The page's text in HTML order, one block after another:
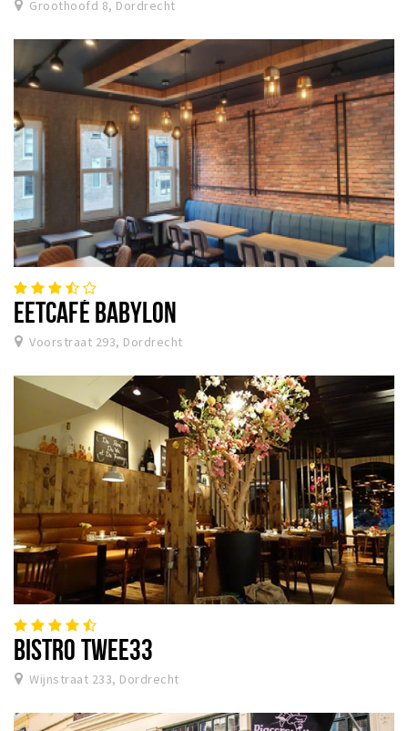
Groothoofd 8, Dordrecht
EETCAFÉ BABYLON
Voorstraat 293, Dordrecht
BISTRO TWEE33
Wijnstraat 233, Dordrecht